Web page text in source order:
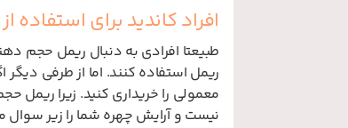
افراد کاندید برای
طبیعتا افرادی به دنبال ریمل حجم
ریمل استفاده کنند. اما از طرفی
معمولی را خریداری کنید. زیرا
نیست و آرایش چهره شما را زیر سوال